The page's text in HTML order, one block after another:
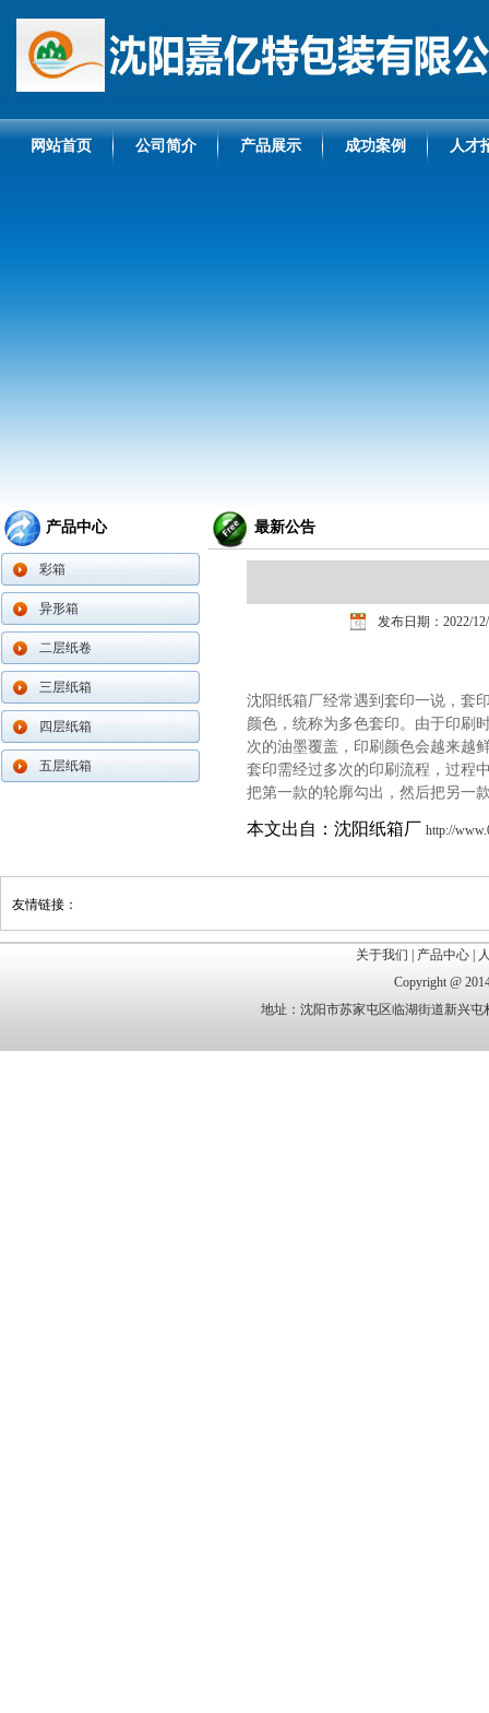
网站首页 公司简介 产品展示 成功案例 人才
产品中心
彩箱
异形箱
二层纸卷
三层纸箱
四层纸箱
五层纸箱
最新公告
发布日期：2022/
沈阳纸箱厂经常遇到套印一说，套
颜色，统称为多色套印。由于印刷
次的油墨覆盖，印刷颜色会越来越
套印需经过多次的印刷流程，过程
把第一款的轮廓勾出，然后把另一
本文出自：沈阳纸箱厂 http://
友情链接：
关于我们 产品中心
Copyright @
地址：沈阳市苏家屯区临湖街道新兴屯